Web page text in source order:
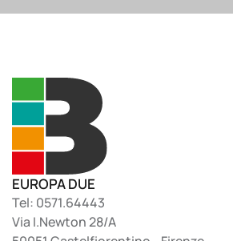
EUROPA DUE
Tel: 0571.64443
Via I.Newton 28/A